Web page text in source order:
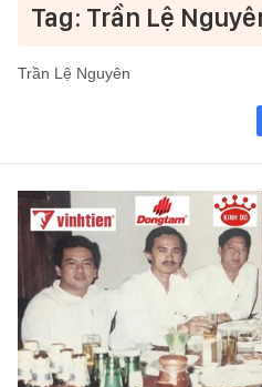
Tag: Trần Lệ
Trần Lệ Nguyên